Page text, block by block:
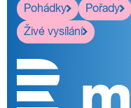
Pohádky
Pořady
Živé vysílání